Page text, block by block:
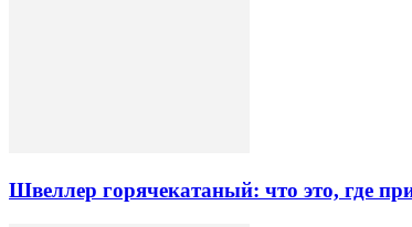
Швеллер горячекатаный: что это, где